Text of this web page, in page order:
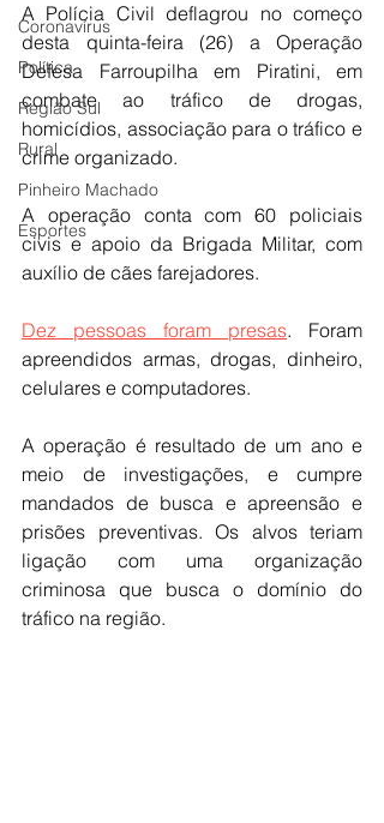
Coronavírus
Política
Região Sul
Rural
Pinheiro Machado
Esportes
A Polícia Civil deflagrou no começo
desta quinta-feira (26) a Operação
Defesa Farroupilha em Piratini, em
combate ao tráfico de drogas,
homicídios, associação para o tráfico e
crime organizado.
A operação conta com 60 policiais
civis e apoio da Brigada Militar, com
auxílio de cães farejadores.
Dez pessoas foram presas. Foram
apreendidos armas, drogas, dinheiro,
celulares e computadores.
A operação é resultado de um ano e
meio de investigações, e cumpre
mandados de busca e apreensão e
prisões preventivas. Os alvos teriam
ligação com uma organização
criminosa que busca o domínio do
tráfico na região.